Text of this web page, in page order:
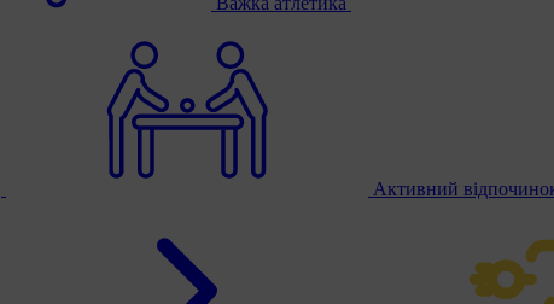
Активний